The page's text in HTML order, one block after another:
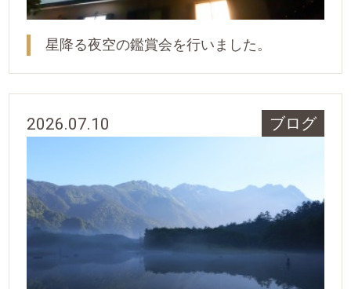
星降る夜空の鑑賞会を行いました。
2026.07.10 ブログ